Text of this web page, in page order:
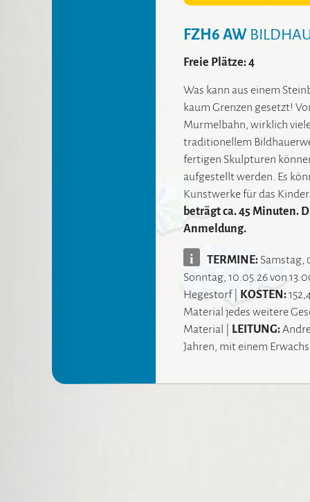
FZH6 AW
Freie Plätze: 4
Was kann aus einem
kaum Grenzen gesetzt!
Murmelbahn, wirklich
traditionellem
fertigen Skulpturen
aufgestellt werden. Es
Kunstwerke für das
beträgt ca. 45 Minuten.
Anmeldung.
i TERMINE: Samstag,
Sonntag, 10.05.26 von
Hegestorf| KOSTEN:
Material jedes weitere
Material
LEITUNG:
Jahren, mit einem